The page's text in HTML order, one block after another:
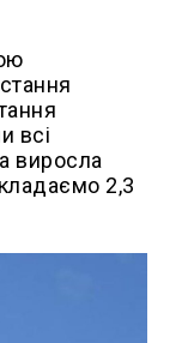
всі
виросла
2,3